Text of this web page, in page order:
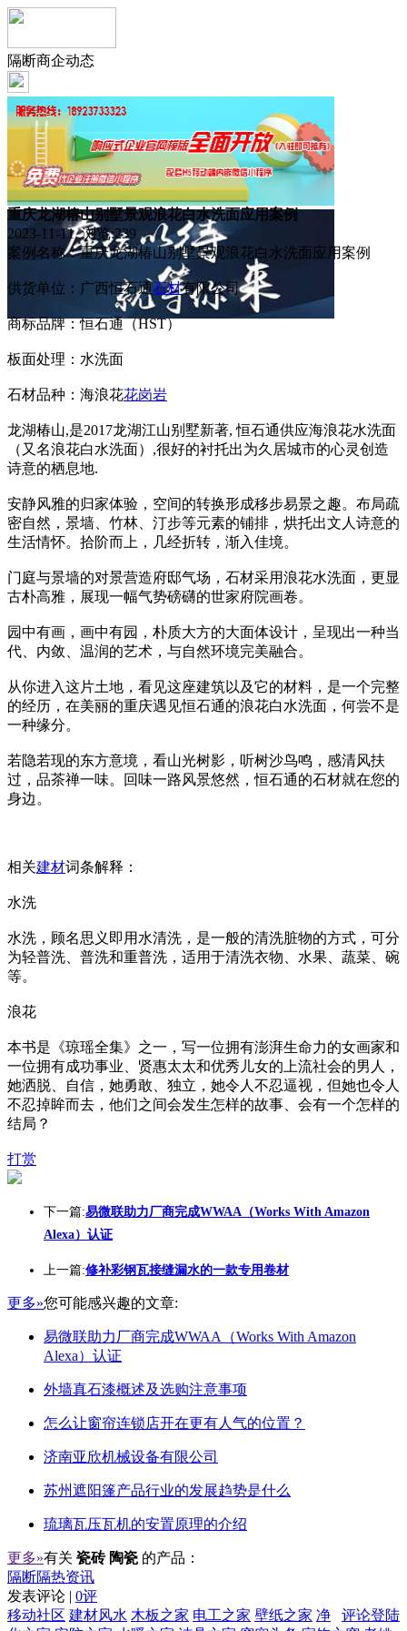
隔断商企动态
重庆龙湖椿山别墅景观浪花白水洗面应用案例
2023-11-11 浏览:239
案例名称：重庆龙湖椿山别墅景观浪花白水洗面应用案例
供货单位：广西恒石通石材有限公司
商标品牌：恒石通（HST）
板面处理：水洗面
石材品种：海浪花花岗岩
龙湖椿山,是2017龙湖江山别墅新著, 恒石通供应海浪花水洗面
（又名浪花白水洗面）,很好的衬托出为久居城市的心灵创造
诗意的栖息地.
安静风雅的归家体验，空间的转换形成移步易景之趣。布局疏
密自然，景墙、竹林、汀步等元素的铺排，烘托出文人诗意的
生活情怀。拾阶而上，几经折转，渐入佳境。
门庭与景墙的对景营造府邸气场，石材采用浪花水洗面，更显
古朴高雅，展现一幅气势磅礴的世家府院画卷。
园中有画，画中有园，朴质大方的大面体设计，呈现出一种当
代、内敛、温润的艺术，与自然环境完美融合。
从你进入这片土地，看见这座建筑以及它的材料，是一个完整
的经历，在美丽的重庆遇见恒石通的浪花白水洗面，何尝不是
一种缘分。
若隐若现的东方意境，看山光树影，听树沙鸟鸣，感清风扶
过，品茶禅一味。回味一路风景悠然，恒石通的石材就在您的
身边。
相关建材词条解释：
水洗
水洗，顾名思义即用水清洗，是一般的清洗脏物的方式，可分
为轻普洗、普洗和重普洗，适用于清洗衣物、水果、蔬菜、碗
等。
浪花
本书是《琼瑶全集》之一，写一位拥有澎湃生命力的女画家和
一位拥有成功事业、贤惠太太和优秀儿女的上流社会的男人，
她洒脱、自信，她勇敢、独立，她令人不忍逼视，但她也令人
不忍掉眸而去，他们之间会发生怎样的故事、会有一个怎样的
结局？
打赏
下一篇:易微联助力厂商完成WWAA（Works With Amazon
Alexa）认证
上一篇:修补彩钢瓦接缝漏水的一款专用卷材
更多»您可能感兴趣的文章:
易微联助力厂商完成WWAA（Works With Amazon
Alexa）认证
外墙真石漆概述及选购注意事项
怎么让窗帘连锁店开在更有人气的位置？
济南亚欣机械设备有限公司
苏州遮阳篷产品行业的发展趋势是什么
琉璃瓦压瓦机的安置原理的介绍
更多»有关 瓷砖 陶瓷 的产品：
隔断隔热资讯
发表评论 | 0评
评论登陆
移动社区 建材风水 木板之家 电工之家 壁纸之家 净